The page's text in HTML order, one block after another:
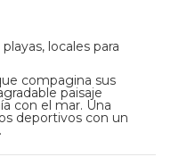
locales para
compagina sus
paisaje
con el mar. Una
deportivos con un